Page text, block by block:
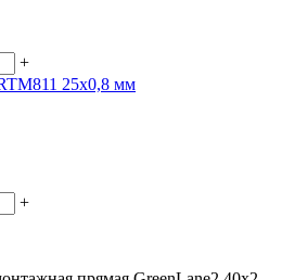
+
25x0,8 мм
+